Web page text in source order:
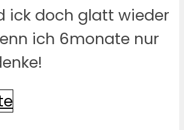
ick doch glatt wieder
ich 6monate nur